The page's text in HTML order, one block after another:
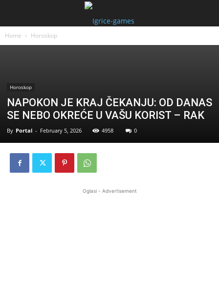
Home Horoskop
Horoskop
NAPOKON JE KRAJ ČEKANJU: OD DANAS
SE NEBO OKREĆE U VAŠU KORIST – RAK
By Portal - February 5, 2026 4958 0
Oglasi - Advertisement